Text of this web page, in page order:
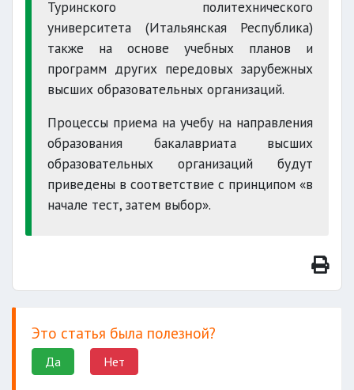
Туринского политехнического
университета (Итальянская Республика)
также на основе учебных планов и
программ других передовых зарубежных
высших образовательных организаций.
Процессы приема на учебу на направления
образования бакалавриата высших
образовательных организаций будут
приведены в соответствие с принципом «в
начале тест, затем выбор».
Это статья была полезной?
Да Нет